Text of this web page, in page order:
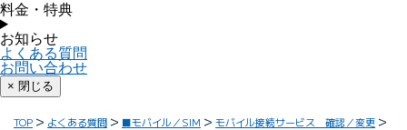
料金・特典
お知らせ
よくある質問
お問い合わせ
× 閉じる
TOP よくある質問 ■モバイル／SIM
モバイル接続サービス 確認／変更